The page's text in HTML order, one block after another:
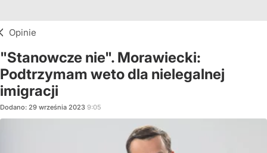
Opinie
"Stanowcze nie". Morawiecki:
Podtrzymam weto dla nielegalnej
imigracji
Dodano: 29 września 2023 9:05